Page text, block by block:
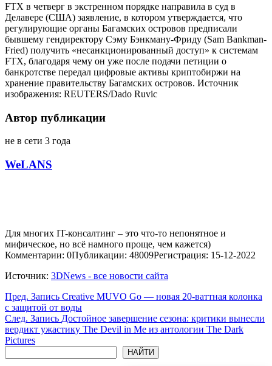
FTX в четверг в экстренном порядке направила в суд в
Делавере (США) заявление, в котором утверждается, что
регулирующие органы Багамских островов предписали
бывшему гендиректору Сэму Бэнкману-Фриду (Sam Bankman-
Fried) получить «несанкционированный доступ» к системам
FTX, благодаря чему он уже после подачи петиции о
банкротстве передал цифровые активы криптобиржи на
хранение правительству Багамских островов. Источник
изображения: REUTERS/Dado Ruvic
Автор публикации
не в сети 3 года
WeLANS
Для многих IT-консалтинг – это что-то непонятное и
мифическое, но всё намного проще, чем кажется)
Комментарии: 0Публикации: 48009Регистрация: 15-12-2022
Источник: 3DNews - все новости сайта
Пред. Запись Creative MUVO Go — новая 20-ваттная колонка
с защитой от воды
След. Запись Достойное завершение сезона: критики вынесли
вердикт ужастику The Devil in Me из антологии The Dark
Pictures
НАЙТИ